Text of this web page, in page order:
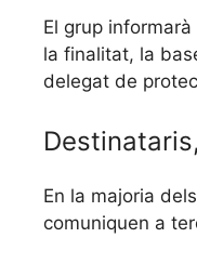
El grup
la finalitat, la
delegat de
En la majoria
comuniquen a